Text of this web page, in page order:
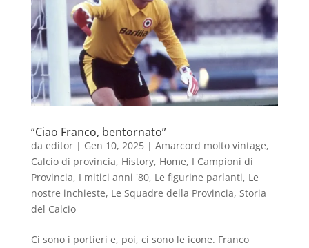
“Ciao Franco, bentornato”
da editor| Gen 10, 2025| Amarcord molto vintage,
Calcio di provincia, History, Home, I Campioni di
Provincia, I mitici anni '80, Le figurine parlanti, Le
nostre inchieste, Le Squadre della Provincia, Storia
del Calcio
Ci sono i portieri e, poi, ci sono le icone. Franco